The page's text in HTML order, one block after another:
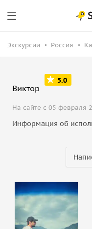
Экскурсии Россия
Виктор
5.0
На сайте с 05 февраля
Информация об